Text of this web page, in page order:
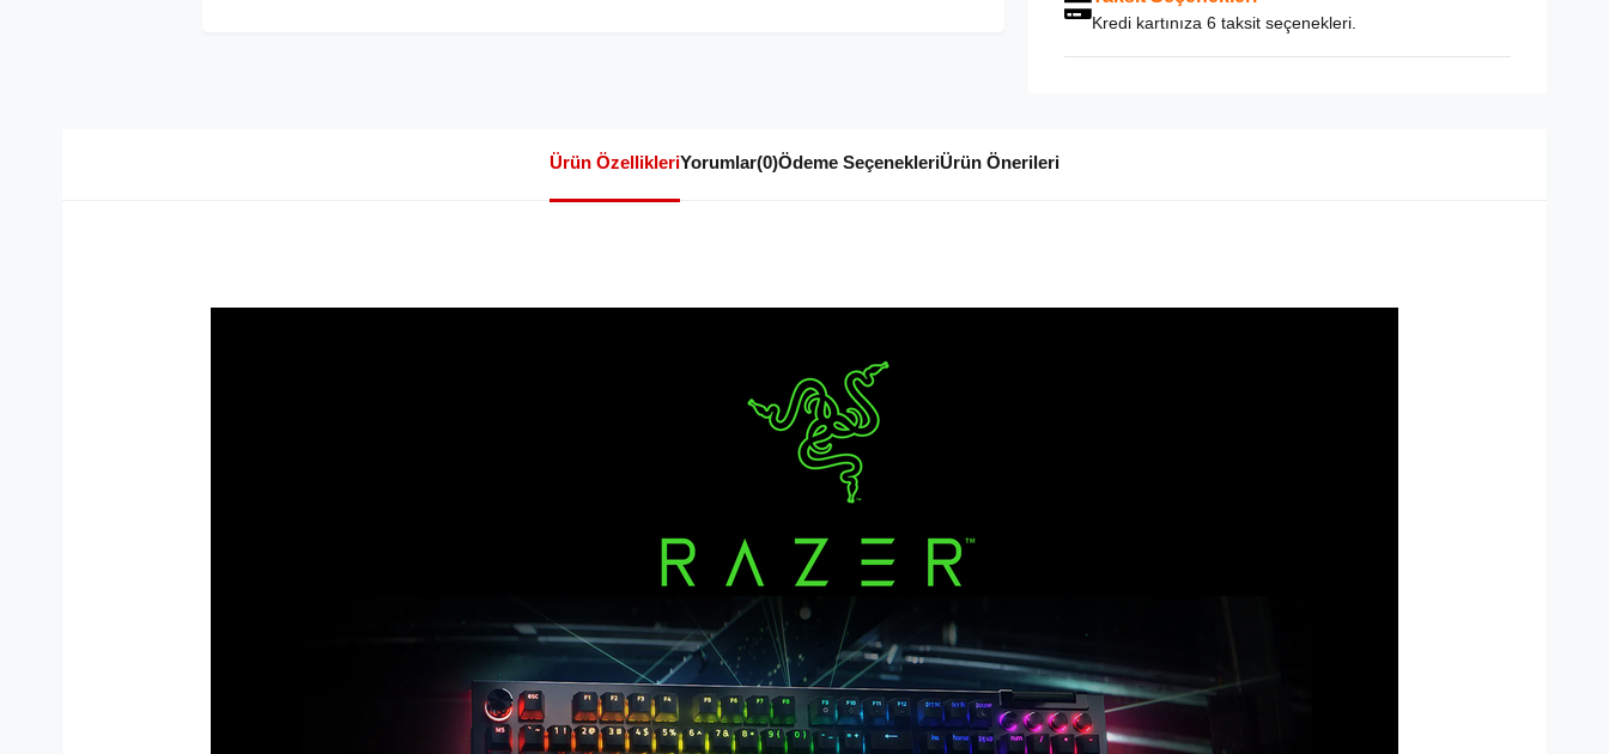
Kredi kartınıza 6 taksit seçenekleri.
Ürün ÖzellikleriYorumlar(0)Ödeme SeçenekleriÜrün Önerileri